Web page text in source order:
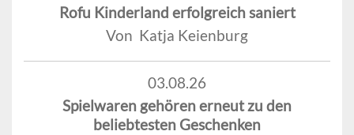
Rofu Kinderland erfolgreich saniert
Von Katja Keienburg
03.08.26
Spielwaren gehören erneut zu den
beliebtesten Geschenken